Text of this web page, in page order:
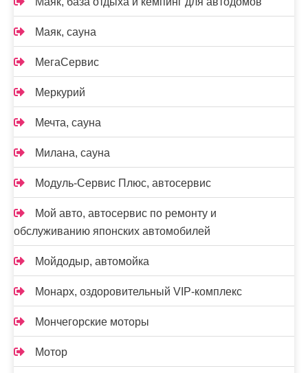
Маяк, сауна
МегаСервис
Меркурий
Мечта, сауна
Милана, сауна
Модуль-Сервис Плюс, автосервис
Мой авто, автосервис по ремонту и
обслуживанию японских автомобилей
Мойдодыр, автомойка
Монарх, оздоровительный VIP-комплекс
Мончегорские моторы
Мотор